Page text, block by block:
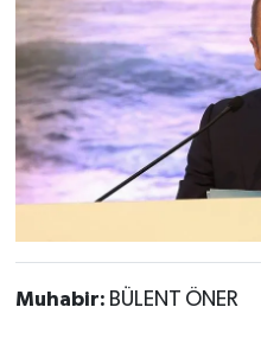
Muhabir: BÜLENT ÖNER